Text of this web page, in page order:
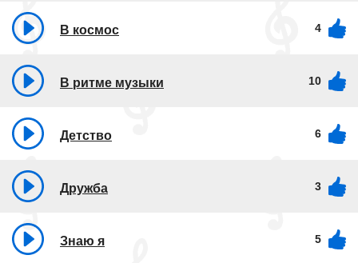
В космос 4
В ритме музыки 10
Детство 6
Дружба 3
Знаю я 5